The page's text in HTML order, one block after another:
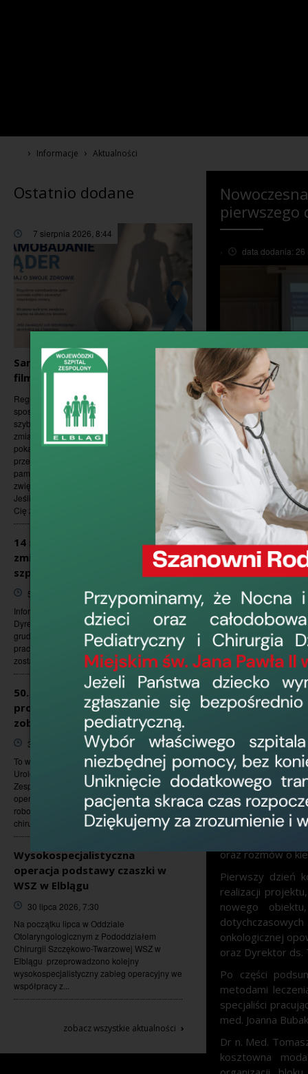
› Informacje › Aktualności
Ostatnio dodane
7 sierpnia 2026, 8:44
Samobadanie jąder – zobacz
film instruktażowy
Regularne samobadanie jąder to łatwy
sposób, by lepiej poznać swoje ciało i
szybciej zauważyć ewentualne niepokojące
zmiany. W naszym filmie instruktażowym
pokazujemy, jak krok po kroku prawidłowo
przeprowadzić samobadanie. Warto
pamiętać, że wczesne wykrycie zmian
zwiększa szanse na skuteczne leczenie.
Jeśli podczas badania zauważysz coś, co
Cię zaniepokoi,...
14 sierpnia 2026 r. (piątek) –
zmiana organizacji pracy
szpitala
5 sierpnia 2026, 9:00
Informujemy, że zgodnie z zarządzeniem
Dyrektora Naczelnego nr 148/2025 z dnia 15
grudnia 2025r., w sprawie dni wolnych od
pracy w 2026 r., 14 sierpnia 2026 r. (piątek)
został ustanowiony...
50. operacji robotycznych raka
prostaty w WSZ w Elblągu -
zobacz zdjęcia i film
31 lipca 2026, 7:30
To ważny moment dla Oddziału
Urologicznego Wojewódzkiego Szpitala
Zespolonego w Elblągu. Wykonanie 50.
operacji z wykorzystaniem systemu
robotycznego potwierdza, że nowoczesna
chirurgia...
Wysokospecjalistyczna
operacja podstawy czaszki w
WSZ w Elblągu
30 lipca 2026, 7:30
Na początku lipca w Oddziale
Otolaryngologicznym z Pododdziałem
Chirurgii Szczękowo-Twarzowej WSZ w
Elblągu przeprowadzono kolejny
wysokospecjalistyczny zabieg operacyjny we
współpracy z...
zobacz wszystkie aktualności ›
pierwszego
data dodania:
W ubiegłym
wyjazdowa
Wojewódzkim
Planu
jakość
infrastruktury
W wydarzeniu
zarówno
oraz rozmów o
Pierwszy dzień
realizacji
nowego
onkologicznej
oraz Dyrektor ds.
Po części
metodami
specjaliści
med. Joanna
Dr n. Med.
kosztowna